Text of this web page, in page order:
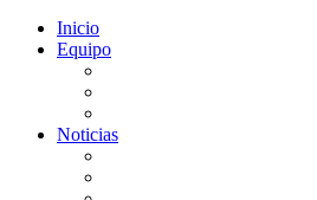
Inicio
Equipo
Noticias